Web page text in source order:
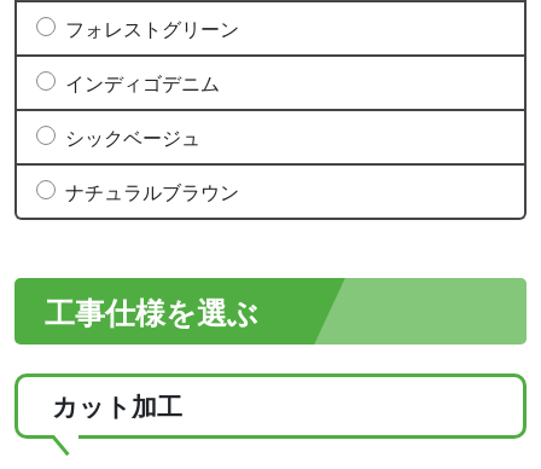
フォレストグリーン
インディゴデニム
シックベージュ
ナチュラルブラウン
工事仕様を選ぶ
カット加工